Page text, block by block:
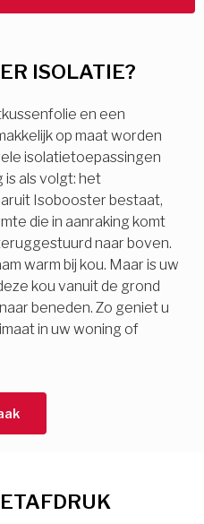
ISOLATIE?
en een
op maat worden
isolatietoepassingen
is als volgt: het
Isobooster bestaat,
die in aanraking komt
naar boven.
warm bij kou. Maar is uw
kou vanuit de grond
beneden. Zo geniet u
in uw woning of